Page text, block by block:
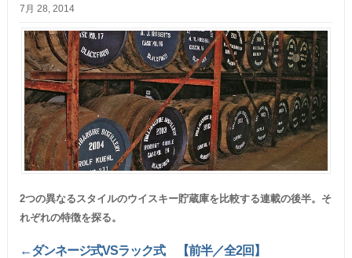
7月 28, 2014
2つの異なるスタイルのウイスキー貯蔵庫を比較する連載の後半。そ
れぞれの特徴を探る。
←ダンネージ式VSラック式 【前半／全2回】